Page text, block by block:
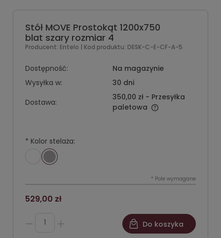
Stół MOVE Prostokąt 1200x750
blat szary rozmiar 4
Producent: Entelo | Kod produktu: DESK-C-E-CF-A-5
Dostępność:
Na magazynie
Wysyłka w:
30 dni
Dostawa:
350,00 zł - Przesyłka
paletowa
* Kolor stelaża:
* Pole wymagane
529,00 zł
Do koszyka